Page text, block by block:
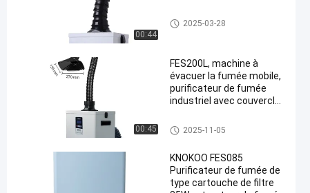
00:44
Extracteur de fumée mobile
2025-03-28
00:45
FES200L, machine à
évacuer la fumée mobile,
purificateur de fumée
industriel avec couvercle
Extracteur de fumée mobile
2025-11-05
KNOKOO FES085
Purificateur de fumée de
type cartouche de filtre